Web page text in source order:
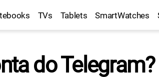
TVs Tablets SmartWatches
do Telegram?